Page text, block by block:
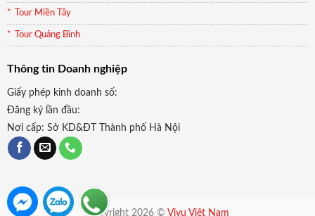
Tour Miền Tây
Tour Quảng Bình
Thông tin Doanh nghiệp
Giấy phép kinh doanh số:
Đăng ký lần đầu:
Nơi cấp: Sở KD&ĐT Thành phố Hà Nội
Copyright 2026 © Vivu Việt Nam